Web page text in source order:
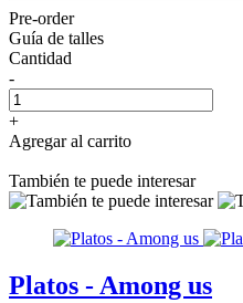
Pre-order
Guía de talles
Cantidad
-
+
Agregar al carrito
También te puede interesar
Platos - Among us